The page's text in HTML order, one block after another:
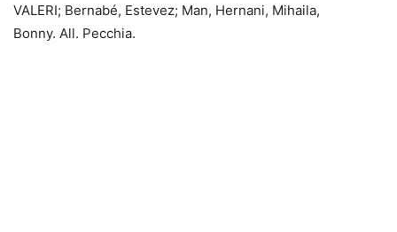
VALERI; Bernabé, Estevez; Man, Hernani, Mihaila,
Bonny. All. Pecchia.